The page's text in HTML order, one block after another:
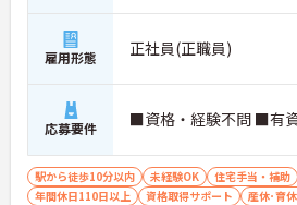
雇用形態 正社員(正職員)
応募要件 ■資格・経験不問 ■有
駅から徒歩10分以内 未経験OK 住宅手当・補助
年間休日110日以上
資格取得サポート
産休･育